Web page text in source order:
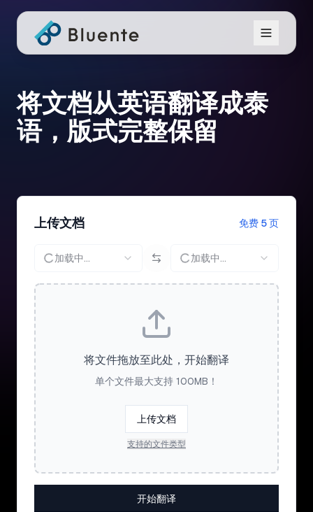
将文档从英语翻译成泰
语，版式完整保留
上传文档 免费 5 页
加载中... 加载中...
将文件拖放至此处，开始翻译
单个文件最大支持 100MB！
上传文档
支持的文件类型
开始翻译